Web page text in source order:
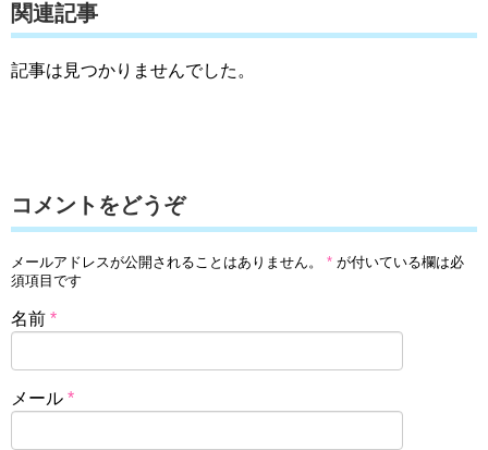
関連記事
記事は見つかりませんでした。
コメントをどうぞ
メールアドレスが公開されることはありません。 * が付いている欄は必
須項目です
名前 *
メール *